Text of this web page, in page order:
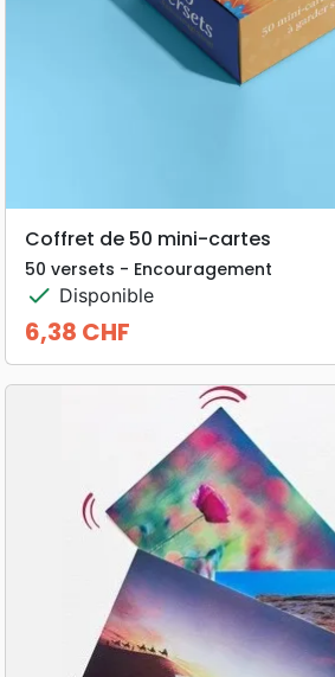
Coffret de 50 mini-cartes
50 versets - Encouragement
check Disponible
Prix
6,38 CHF